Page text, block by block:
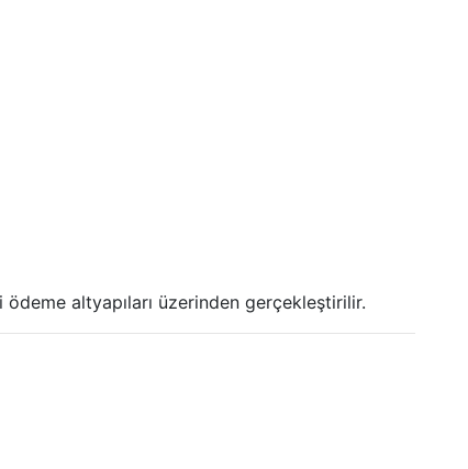
altyapıları üzerinden gerçekleştirilir.